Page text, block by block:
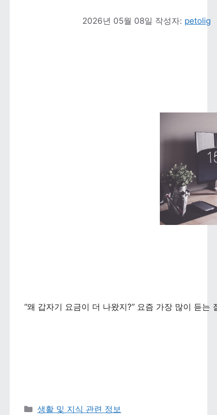
2026년 05월 08일 작성자: petolig
“왜 갑자기 요금이 더 나왔지?” 요즘 가장 많이 듣
카테고리
생활 및 지식 관련 정보